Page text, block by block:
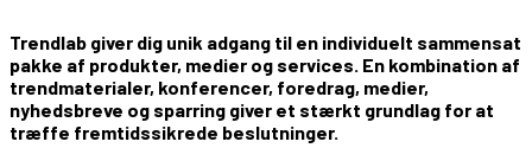
Trendlab giver dig unik adgang til en individuelt sammensat
pakke af produkter, medier og services. En kombination af
trendmaterialer, konferencer, foredrag, medier,
nyhedsbreve og sparring giver et stærkt grundlag for at
træffe fremtidssikrede beslutninger.